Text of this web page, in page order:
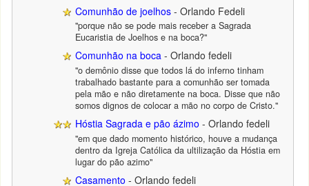
Comunhão de joelhos - Orlando Fedeli
"porque não se pode mais receber a Sagrada
Eucaristia de Joelhos e na boca?"
Comunhão na boca - Orlando fedeli
"o demônio disse que todos lá do inferno tinham
trabalhado bastante para a comunhão ser tomada
pela mão e não diretamente na boca. Disse que não
somos dignos de colocar a mão no corpo de Cristo."
Hóstia Sagrada e pão ázimo - Orlando fedeli
"em que dado momento histórico, houve a mudança
dentro da Igreja Católica da ultilização da Hóstia em
lugar do pão azimo"
Casamento - Orlando fedeli